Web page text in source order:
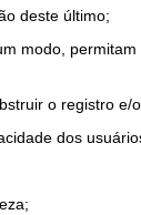
deste último;
modo,
o registro e/
dos